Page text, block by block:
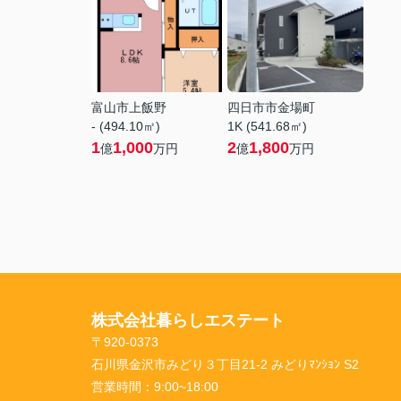
富山市上飯野
- (494.10㎡)
1億1,000万円
四日市市金場町
1K (541.68㎡)
2億1,800万円
株式会社暮らしエステート
〒920-0373
石川県金沢市みどり３丁目21-2 みどりﾏﾝｼｮﾝ S2
営業時間： 9:00~18:00